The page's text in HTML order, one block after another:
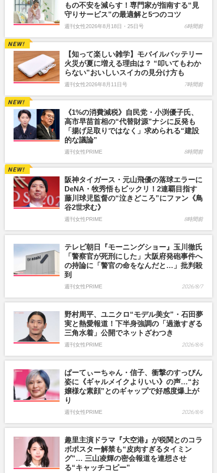
もの不安を減らす！専門家が指南する“見
守りサービス”の最適解と5つのコツ
週刊女性2026年8月18日・25日号 6時間前
【知って楽しい雑学】モバイルバッテリー
火災が夏に増える理由は？ “叩いてもわか
らない”おいしいスイカの見分け方も
週刊女性2026年8月11日号 7時間前
《1%の消費減税》自民党・小渕優子氏、
高市早苗首相の“代替財源”ナシに反発も
「揚げ足取りではなく」求められる“建設
的な議論”
週刊女性PRIME 8時間前
阪神タイガース・元山飛優の落球エラーに
DeNA・牧秀悟もビックリ！2連覇目指す
藤川球児監督の“泣きどころ”にファン《鳥
谷2世求む》
週刊女性PRIME 8時間前
テレビ朝日『モーニングショー』玉川徹氏
「警察官が死刑にした」大阪府発砲事件へ
の持論に「警官の命をなんだと…」批判殺
到
週刊女性PRIME 2026/8/7
野村周平、ユニクロ“モデル美女”・石田夢
実と熱愛報道！下半身強調の「過激すぎる
三角水着」公開でネットざわつき
週刊女性PRIME 2026/8/6
ぱーてぃーちゃん・信子、衝撃のすっぴん
姿に《ギャルメイクよりいい》の声…“お
嬢様な素顔”とのギャップで好感度爆上が
り
週刊女性PRIME 2026/8/6
趣里主演ドラマ『大空港』が税関とのコラ
ボポスター解禁も“皮肉すぎるタイミン
グ”… 三山凌輝の密会報道を連想させ
る“キャッチコピー”